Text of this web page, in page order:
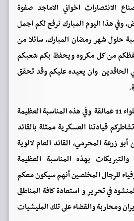
الانتصارات اخواني الاماجد صفوة
وفي هذا اليوم المبارك نرفع لكم اجمل
حلول شهر رمضان المبارك، سائلا من
من كل مكروه ويحفظ بكم شعبكم
الحاقدين وان يعيده عليكم وقد تحقق
ايها الابطال المغاوير في اللواء 11 عمالقة وفي هذه المناسبة العظيمة
قيادتنا العسكرية ممثلة بالقائد
زرعة المحرمي، القائد العام لالوية
والتبريكات بهذه المناسبة العظيمة
للرجال المخلصين أنهم سيكون معكم
في تحرير و استعادة كافة المناطق
ومحاربة والقضاء على تلك المليشيات